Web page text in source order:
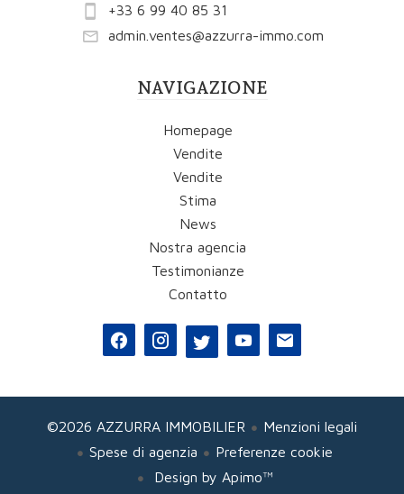
+33 6 99 40 85 31
admin.ventes@azzurra-immo.com
NAVIGAZIONE
Homepage
Vendite
Vendite
Stima
News
Nostra agencia
Testimonianze
Contatto
©2026 AZZURRA IMMOBILIER
Menzioni legali
Spese di agenzia
Preferenze cookie
Design by Apimo™